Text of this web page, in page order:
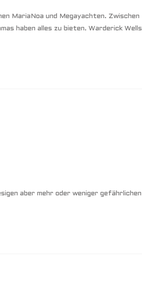
MariaNoa und Megayachten. Zwischen
haben alles zu bieten. Warderick Wells
aber mehr oder weniger gefährlichen